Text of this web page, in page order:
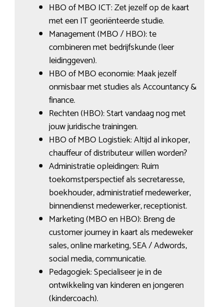
HBO of MBO ICT: Zet jezelf op de kaart
met een IT georiënteerde studie.
Management (MBO / HBO): te
combineren met bedrijfskunde (leer
leidinggeven).
HBO of MBO economie: Maak jezelf
onmisbaar met studies als Accountancy &
finance.
Rechten (HBO): Start vandaag nog met
jouw juridische trainingen.
HBO of MBO Logistiek: Altijd al inkoper,
chauffeur of distributeur willen worden?
Administratie opleidingen: Ruim
toekomstperspectief als secretaresse,
boekhouder, administratief medewerker,
binnendienst medewerker, receptionist.
Marketing (MBO en HBO): Breng de
customer journey in kaart als medeweker
sales, online marketing, SEA / Adwords,
social media, communicatie.
Pedagogiek: Specialiseer je in de
ontwikkeling van kinderen en jongeren
(kindercoach).